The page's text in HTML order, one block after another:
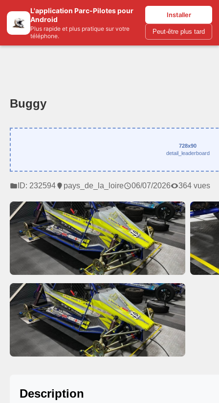
L'application Parc-Pilotes pour
Android
Plus rapide et plus pratique sur votre
téléphone.
Installer
Peut-être plus tard
Parc-pilotes.com
Buggy
728x90
detail_leaderboard
ID: 232594 pays_de_la_loire 06/07/2026 364 vues
Description